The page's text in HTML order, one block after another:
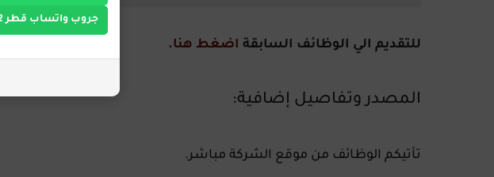
للتقديم الي الوظائف السابقة اضغط هنا.
المصدر وتفاصيل إضافية:
تأتيكم الوظائف من موقع الشركة مباشر.
جروب واتساب قطر 2